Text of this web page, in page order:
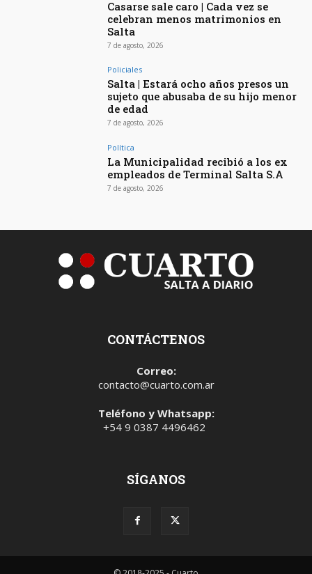
Casarse sale caro | Cada vez se
celebran menos matrimonios en
Salta
7 de agosto, 2026
Policiales
Salta | Estará ocho años presos un
sujeto que abusaba de su hijo menor
de edad
7 de agosto, 2026
Política
La Municipalidad recibió a los ex
empleados de Terminal Salta S.A
7 de agosto, 2026
CONTÁCTENOS
Correo:
contacto@cuarto.com.ar
Teléfono y Whatsapp:
+54 9 0387 4496462
SÍGANOS